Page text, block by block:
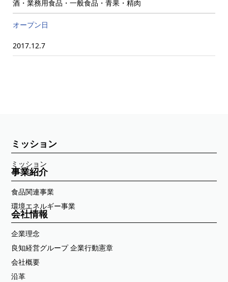
酒・業務用食品・一般食品・青果・精肉
オープン日
2017.12.7
ミッション
ミッション
事業紹介
食品関連事業
環境エネルギー事業
会社情報
企業理念
良知経営グループ 企業行動憲章
会社概要
沿革